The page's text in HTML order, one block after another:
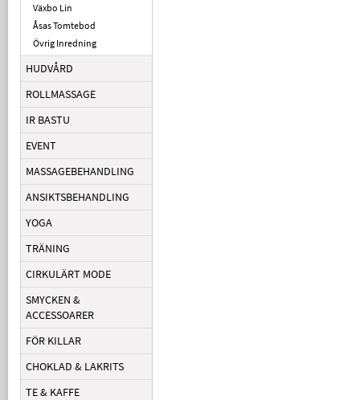
Växbo Lin
Åsas Tomtebod
Övrig Inredning
HUDVÅRD
ROLLMASSAGE
IR BASTU
EVENT
MASSAGEBEHANDLING
ANSIKTSBEHANDLING
YOGA
TRÄNING
CIRKULÄRT MODE
SMYCKEN &
ACCESSOARER
FÖR KILLAR
CHOKLAD & LAKRITS
TE & KAFFE